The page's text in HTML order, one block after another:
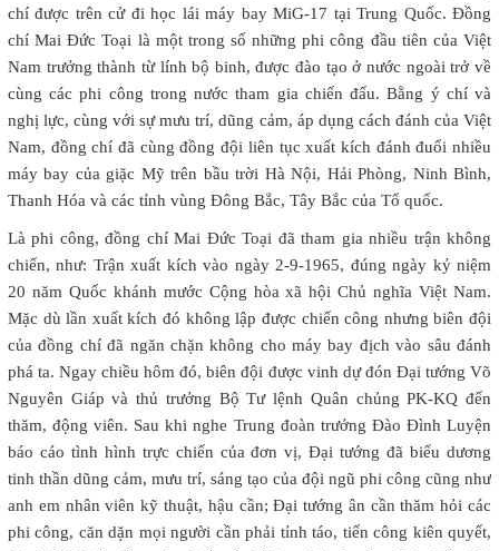
chí được trên cử đi học lái máy bay MiG-17 tại Trung Quốc. Đồng
chí Mai Đức Toại là một trong số những phi công đầu tiên của Việt
Nam trưởng thành từ lính bộ binh, được đào tạo ở nước ngoài trở về
cùng các phi công trong nước tham gia chiến đấu. Bằng ý chí và
nghị lực, cùng với sự mưu trí, dũng cảm, áp dụng cách đánh của Việt
Nam, đồng chí đã cùng đồng đội liên tục xuất kích đánh đuổi nhiều
máy bay của giặc Mỹ trên bầu trời Hà Nội, Hải Phòng, Ninh Bình,
Thanh Hóa và các tỉnh vùng Đông Bắc, Tây Bắc của Tổ quốc.
Là phi công, đồng chí Mai Đức Toại đã tham gia nhiều trận không
chiến, như: Trận xuất kích vào ngày 2-9-1965, đúng ngày kỷ niệm
20 năm Quốc khánh mước Cộng hòa xã hội Chủ nghĩa Việt Nam.
Mặc dù lần xuất kích đó không lập được chiến công nhưng biên đội
của đồng chí đã ngăn chặn không cho máy bay địch vào sâu đánh
phá ta. Ngay chiều hôm đó, biên đội được vinh dự đón Đại tướng Võ
Nguyên Giáp và thủ trưởng Bộ Tư lệnh Quân chủng PK-KQ đến
thăm, động viên. Sau khi nghe Trung đoàn trưởng Đào Đình Luyện
báo cáo tình hình trực chiến của đơn vị, Đại tướng đã biểu dương
tinh thần dũng cảm, mưu trí, sáng tạo của đội ngũ phi công cũng như
anh em nhân viên kỹ thuật, hậu cần; Đại tướng ân cần thăm hỏi các
phi công, căn dặn mọi người cần phải tỉnh táo, tiến công kiên quyết,